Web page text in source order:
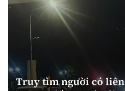
Truy tìm người có liên